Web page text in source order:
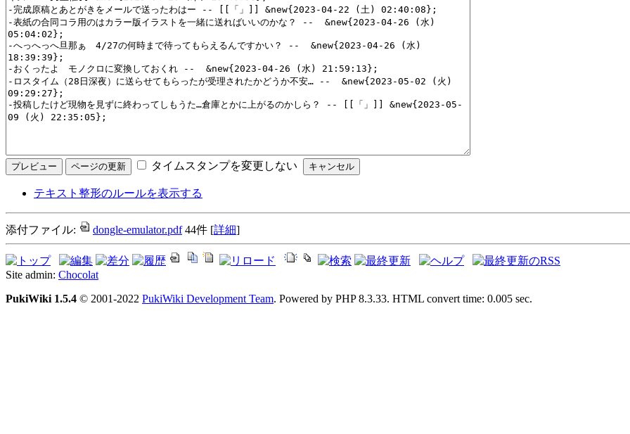
タイムスタンプを変更しない
テキスト整形のルールを表示する
添付ファイル: dongle-emulator.pdf 44件 [詳細]
Site admin: Chocolat
PukiWiki 1.5.4 © 2001-2022 PukiWiki Development Team. Powered by PHP 8.3.33. HTML convert time: 0.005 sec.